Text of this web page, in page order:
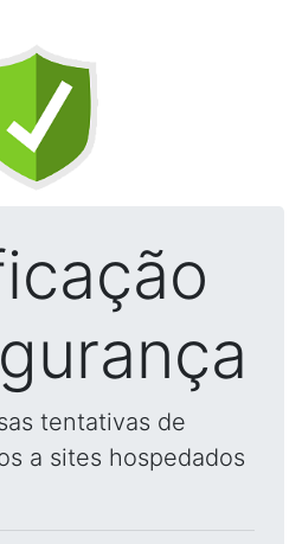
tentativas de
a sites hospedados